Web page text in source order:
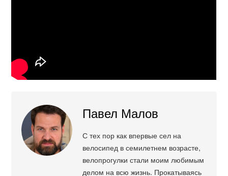
Павел Малов
С тех пор как впервые сел на
велосипед в семилетнем возрасте,
велопрогулки стали моим любимым
делом на всю жизнь. Прокатываясь